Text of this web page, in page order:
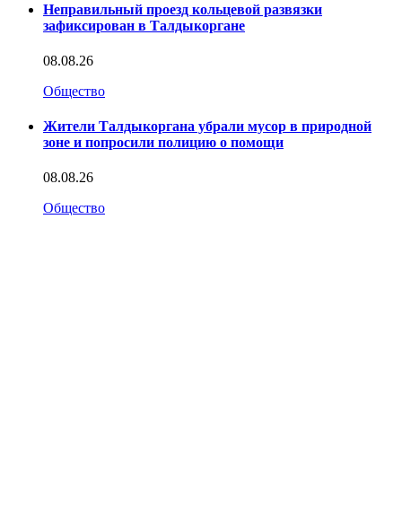
Неправильный проезд кольцевой развязки
зафиксирован в Талдыкоргане
08.08.26
Общество
Жители Талдыкоргана убрали мусор в природной
зоне и попросили полицию о помощи
08.08.26
Общество